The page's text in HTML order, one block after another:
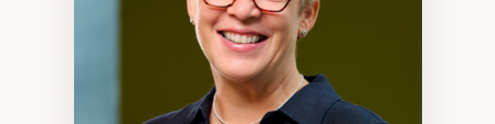
Mouvements sociaux
Théories de l’État